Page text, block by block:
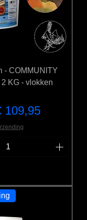
- COMMUNITY
KG - vlokken
109,95